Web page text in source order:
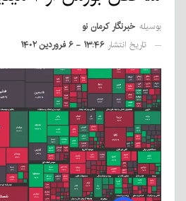
بوسیله خبرنگار کرمان نو
تاریخ انتشار ۱۳:۴۶ - ۶ فروردین ۱۴۰۲